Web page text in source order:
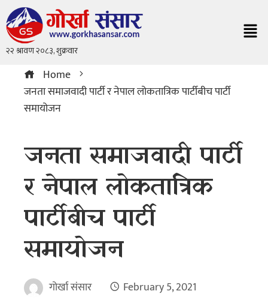
Home
जनता समाजवादी पार्टी र नेपाल लोकतात्रिक पार्टीबीच पार्टी
समायोजन
जनता समाजवादी पार्टी
र नेपाल लोकतात्रिक
पार्टीबीच पार्टी
समायोजन
गोर्खा संसार February 5, 2021